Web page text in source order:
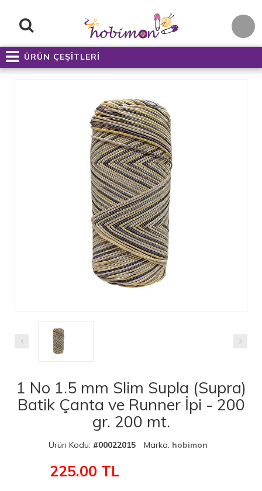
ÜRÜN ÇEŞİTLERİ
1 No 1.5 mm Slim Supla (Supra)
Batik Çanta ve Runner İpi - 200
gr. 200 mt.
Ürün Kodu: #00022015 Marka: hobimon
225.00 TL